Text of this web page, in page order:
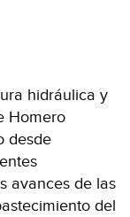
hidráulica y
Homero
desde
avances de las
del